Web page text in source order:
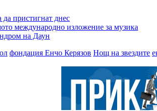
пристигнат днес
международно изложение за музика
на Даун
фондация Енчо Керязов Нощ на звездите